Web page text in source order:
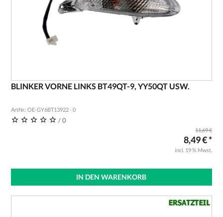
BLINKER VORNE LINKS BT49QT-9, YY50QT USW.
ArtNr.: OE-GY6BT13922 - 0
/ 0
11,69 €
8,49 € *
incl. 19 % Mwst.
IN DEN WARENKORB